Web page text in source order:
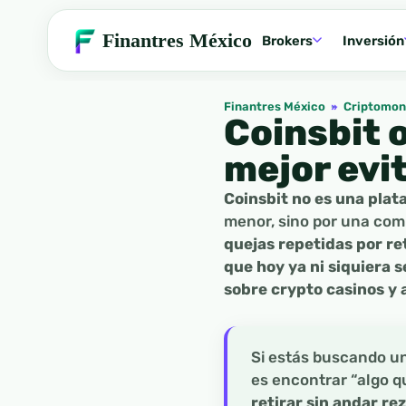
Finantres México Brokers Inversión
Finantres México »
Coinsbit
mejor
Coinsbit no es una
menor, sino por una
quejas repetidas por
que hoy ya ni siquiera
sobre crypto casinos y
Si estás buscando
es encontrar “algo